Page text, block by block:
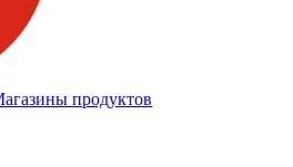
продуктов